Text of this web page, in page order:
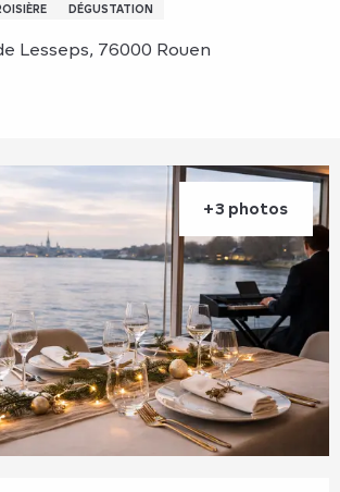
DÉGUSTATION
Lesseps, 76000 Rouen
+3 photos